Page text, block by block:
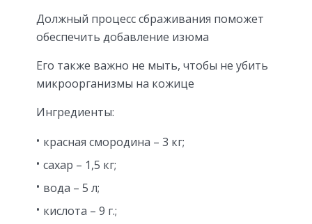
Должный процесс сбраживания поможет
обеспечить добавление изюма
Его также важно не мыть, чтобы не убить
микроорганизмы на кожице
Ингредиенты:
красная смородина – 3 кг;
сахар – 1,5 кг;
вода – 5 л;
кислота – 9 г.;